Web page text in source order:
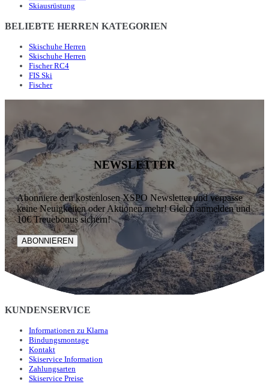
Skiausrüstung
BELIEBTE HERREN KATEGORIEN
Skischuhe Herren
Skischuhe Herren
Fischer RC4
FIS Ski
Fischer
NEWSLETTER
Abonniere den kostenlosen XSPO Newsletter und verpasse
keine Neuigkeiten oder Aktionen mehr! Gleich anmelden und
10€ Treuebonus sichern!
ABONNIEREN
KUNDENSERVICE
Informationen zu Klarna
Bindungsmontage
Kontakt
Skiservice Information
Zahlungsarten
Skiservice Preise